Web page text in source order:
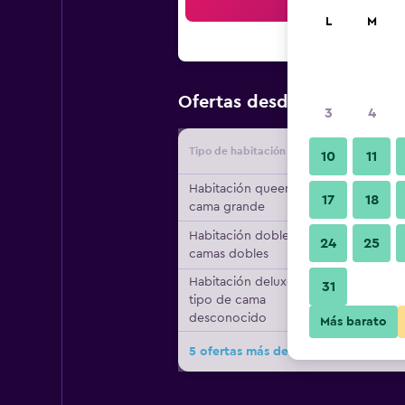
Ofertas desde Oferta
Tipo de habitación
Habitación queen, 1
cama grande
Habitación doble, 2
camas dobles
Habitación deluxe,
tipo de cama
desconocido
5 ofertas más de Intercityhotel
L M
3 4
10 11
17 18
24 25
31
Más barato